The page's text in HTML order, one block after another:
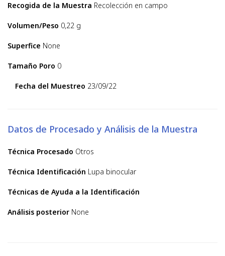
Recogida de la Muestra Recolección en campo
Volumen/Peso 0,22 g
Superfice None
Tamaño Poro 0
Fecha del Muestreo 23/09/22
Datos de Procesado y Análisis de la Muestra
Técnica Procesado Otros
Técnica Identificación Lupa binocular
Técnicas de Ayuda a la Identificación
Análisis posterior None